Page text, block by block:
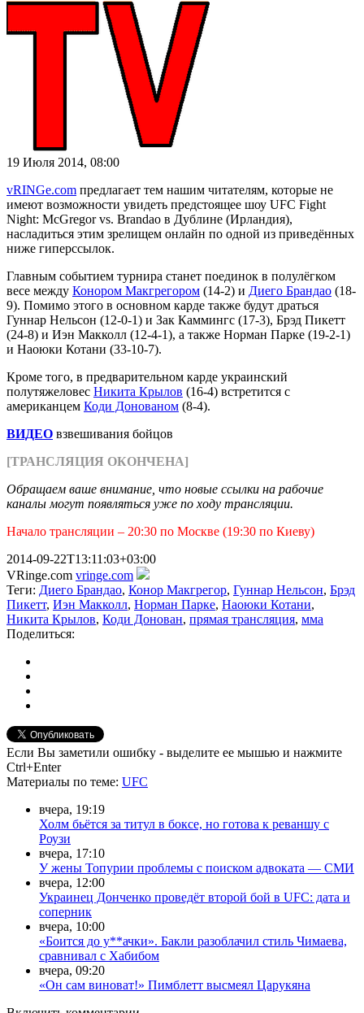
19 Июля 2014, 08:00
vRINGe.com предлагает тем нашим читателям, которые не
имеют возможности увидеть предстоящее шоу UFC Fight
Night: McGregor vs. Brandao в Дублине (Ирландия),
насладиться этим зрелищем онлайн по одной из приведённых
ниже гиперссылок.
Главным событием турнира станет поединок в полулёгком
весе между Конором Макгрегором (14-2) и Диего Брандао (18-
9). Помимо этого в основном карде также будут драться
Гуннар Нельсон (12-0-1) и Зак Каммингс (17-3), Брэд Пикетт
(24-8) и Иэн Макколл (12-4-1), а также Норман Парке (19-2-1)
и Наоюки Котани (33-10-7).
Кроме того, в предварительном карде украинский
полутяжеловес Никита Крылов (16-4) встретится с
американцем Коди Донованом (8-4).
ВИДЕО взвешивания бойцов
[ТРАНСЛЯЦИЯ ОКОНЧЕНА]
Обращаем ваше внимание, что новые ссылки на рабочие
каналы могут появляться уже по ходу трансляции.
Начало трансляции – 20:30 по Москве (19:30 по Киеву)
2014-09-22T13:11:03+03:00
VRinge.com vringe.com
Теги: Диего Брандао, Конор Макгрегор, Гуннар Нельсон, Брэд
Пикетт, Иэн Макколл, Норман Парке, Наоюки Котани,
Никита Крылов, Коди Донован, прямая трансляция, мма
Поделиться:
Если Вы заметили ошибку - выделите ее мышью и нажмите
Ctrl+Enter
Материалы по теме: UFC
вчера, 19:19
Холм бьётся за титул в боксе, но готова к реваншу с
Роузи
вчера, 17:10
У жены Топурии проблемы с поиском адвоката — СМИ
вчера, 12:00
Украинец Донченко проведёт второй бой в UFC: дата и
соперник
вчера, 10:00
«Боится до у**ачки». Бакли разоблачил стиль Чимаева,
сравнивал с Хабибом
вчера, 09:20
«Он сам виноват!» Пимблетт высмеял Царукяна